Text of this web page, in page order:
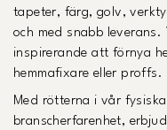
tapeter, färg, golv,
och med snabb
inspirerande att förnya
hemmafixare eller proffs.
Med rötterna i vår
branscherfarenhet,